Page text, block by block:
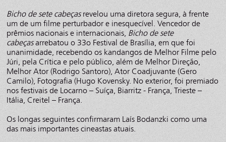
Bicho de sete cabeçasrevelou uma diretora segura, à frente
um de um filme perturbador e inesquecível. Vencedor de
prêmios nacionais e internacionais,Bicho de sete
cabeçasarrebatou o 33o Festival de Brasília, em que foi
unanimidade, recebendo os kandangos de Melhor Filme pelo
Júri, pela Crítica e pelo público, além de Melhor Direção,
Melhor Ator (Rodrigo Santoro), Ator Coadjuvante (Gero
Camilo), Fotografia (Hugo Kovensky. No exterior, foi premiado
nos festivais de Locarno – Suíça, Biarritz - França, Trieste –
Itália, Creitel – França.
Os longas seguintes confirmaram Laís Bodanzki como uma
das mais importantes cineastas atuais.